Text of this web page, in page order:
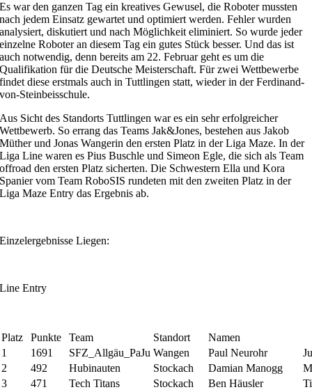
Es war den ganzen Tag ein kreatives Gewusel, die Roboter mussten
nach jedem Einsatz gewartet und optimiert werden. Fehler wurden
analysiert, diskutiert und nach Möglichkeit eliminiert. So wurde jeder
einzelne Roboter an diesem Tag ein gutes Stück besser. Und das ist
auch notwendig, denn bereits am 22. Februar geht es um die
Qualifikation für die Deutsche Meisterschaft. Für zwei Wettbewerbe
findet diese erstmals auch in Tuttlingen statt, wieder in der Ferdinand-
von-Steinbeisschule.
Aus Sicht des Standorts Tuttlingen war es ein sehr erfolgreicher
Wettbewerb. So errang das Teams Jak&Jones, bestehen aus Jakob
Müther und Jonas Wangerin den ersten Platz in der Liga Maze. In der
Liga Line waren es Pius Buschle und Simeon Egle, die sich als Team
offroad den ersten Platz sicherten. Die Schwestern Ella und Kora
Spanier vom Team RoboSIS rundeten mit den zweiten Platz in der
Liga Maze Entry das Ergebnis ab.
Einzelergebnisse Liegen:
Line Entry
Platz Punkte Team Standort
Namen
1
1691 SFZ_Allgäu_PaJu Wangen Paul Neurohr
2
492 Hubinauten Stockach Damian Manogg
3
471 Tech Titans Stockach Ben Häusler